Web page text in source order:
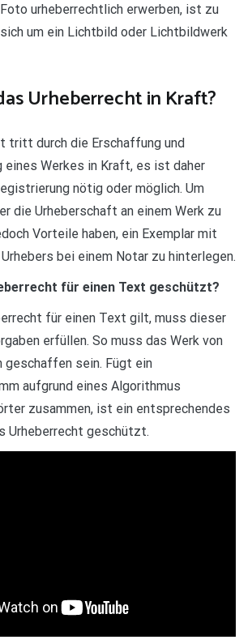
urheberrechtlich erwerben, ist zu
um ein Lichtbild oder Lichtbildwerk
Urheberrecht in Kraft?
tritt durch die Erschaffung und
Werkes in Kraft, es ist daher
nötig oder möglich. Um
die Urheberschaft an einem Werk zu
Vorteile haben, ein Exemplar mit
bei einem Notar zu hinterlegen.
für einen Text geschützt?
für einen Text gilt, muss dieser
erfüllen. So muss das Werk von
geschaffen sein. Fügt ein
aufgrund eines Algorithmus
zusammen, ist ein entsprechendes
Urheberrecht geschützt.